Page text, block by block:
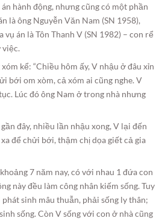
hành động, nhưng cũng có một phần
là ông Nguyễn Văn Nam (SN 1958),
vụ án là Tôn Thanh V (SN 1982) – con rể
việc.
kể: “Chiều hôm ấy, V nhậu ở đâu xỉn
bới om xòm, cả xóm ai cũng nghe. V
Lúc đó ông Nam ở trong nhà nhưng
đây, nhiều lần nhậu xong, V lại đến
để chửi bới, thậm chị dọa giết cả gia
7 năm nay, có với nhau 1 đứa con
này đều làm công nhân kiếm sống. Tuy
sinh mâu thuẫn, phải sống ly thân;
sống. Còn V sống với con ở nhà cũng